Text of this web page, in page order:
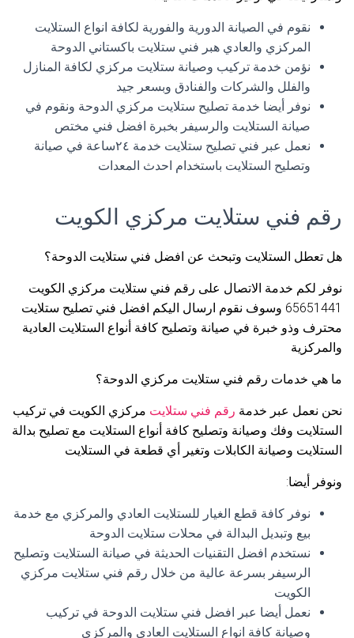
نقوم في الصيانة الدورية والفورية لكافة انواع الستلايت
المركزي والعادي هبر فني ستلايت باكستاني الدوحة
نؤمن خدمة تركيب وصيانة ستلايت مركزي لكافة المنازل
والفلل والشركات والفنادق وبسعر جيد
نوفر أيضا خدمة تصليح ستلايت مركزي الدوحة ونقوم في
صيانة الستلايت والرسيفر بخبرة افضل فني مختص
نعمل عبر فني تصليح ستلايت خدمة ٢٤ساعة في صيانة
وتصليح الستلايت باستخدام احدث المعدات
رقم فني ستلايت مركزي الكويت
هل تعطل الستلايت وتبحث عن افضل فني ستلايت الدوحة؟
نوفر لكم خدمة الاتصال على رقم فني ستلايت مركزي الكويت
65651441 وسوف نقوم ارسال اليكم افضل فني تصليح ستلايت
محترف وذو خبرة في صيانة وتصليح كافة أنواع الستلايت العادية
والمركزية
ما هي خدمات رقم فني ستلايت مركزي الدوحة؟
نحن نعمل عبر خدمة رقم فني ستلايت مركزي الكويت في تركيب
الستلايت وفك وصيانة وتصليح كافة أنواع الستلايت مع تصليح بدالة
الستلايت وصيانة الكابلات وتغير أي قطعة في الستلايت
ونوفر أيضا:
نوفر كافة قطع الغيار للستلايت العادي والمركزي مع خدمة
بيع وتبديل البدالة في محلات ستلايت الدوحة
نستخدم افضل التقنيات الحديثة في صيانة الستلايت وتصليح
الرسيفر بسرعة عالية من خلال رقم فني ستلايت مركزي
الكويت
نعمل أيضا عبر افضل فني ستلايت الدوحة في تركيب
وصيانة كافة انواع الستلايت العادي والمركزي